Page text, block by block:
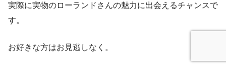
実際に実物のローランドさんの魅力に出会えるチャンスで
す。
お好きな方はお見逃しなく。